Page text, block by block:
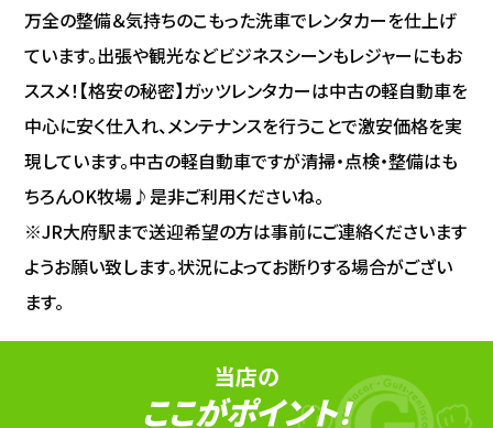
万全の整備＆気持ちのこもった洗車でレンタカーを仕上げ
ています。出張や観光などビジネスシーンもレジャーにもお
ススメ！【格安の秘密】ガッツレンタカーは中古の軽自動車を
中心に安く仕入れ、メンテナンスを行うことで激安価格を実
現しています。中古の軽自動車ですが清掃・点検・整備はも
ちろんOK牧場♪是非ご利用くださいね。
※JR大府駅まで送迎希望の方は事前にご連絡くださいます
ようお願い致します。状況によってお断りする場合がござい
ます。
当店の
ここがポイント！